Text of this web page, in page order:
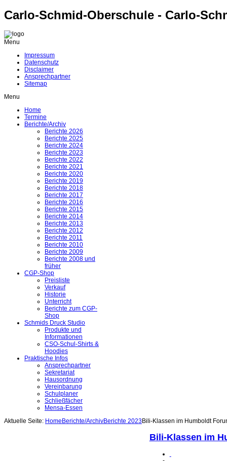
Carlo-Schmid-Oberschule - Carlo-
Menu
Impressum
Datenschutz
Disclaimer
Ansprechpartner
Sitemap
Menu
Home
Termine
Berichte/Archiv
Berichte 2026
Berichte 2025
Berichte 2024
Berichte 2023
Berichte 2022
Berichte 2021
Berichte 2020
Berichte 2019
Berichte 2018
Berichte 2017
Berichte 2016
Berichte 2015
Berichte 2014
Berichte 2013
Berichte 2012
Berichte 2011
Berichte 2010
Berichte 2009
Berichte 2008 und
früher
CGP-Shop
Preisliste
Verkauf
Historie
Unterricht
Berichte zum CGP-
Shop
Schmids Druck Studio
Produkte und
Informationen
CSO-Schul-Shirts &
Hoodies
Praktische Infos
Ansprechpartner
Sekretariat
Hausordnung
Vereinbarung
Schulplaner
Schließfächer
Mensa-Essen
Aktuelle Seite: Home Berichte/ArchivBerichte 2023Bili-Klassen im Humboldt
Bili-Klassen im